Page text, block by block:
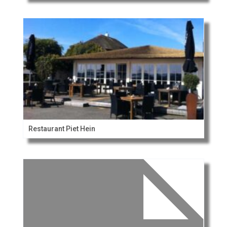
Restaurant Piet Hein